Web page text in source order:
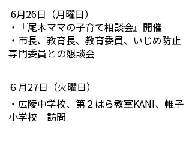
6月26日（月曜日）
・『尾木ママの子育て相談会』開催
・市長、教育長、教育委員、いじめ防止
専門委員との懇談会
６月27日（火曜日）
・広陵中学校、第２ばら教室KANI、帷子
小学校 訪問